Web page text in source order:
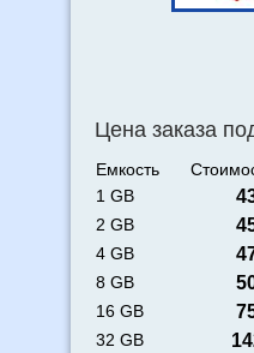
Цена заказа
Емкость
1 GB
2 GB
4 GB
8 GB
16 GB
32 GB